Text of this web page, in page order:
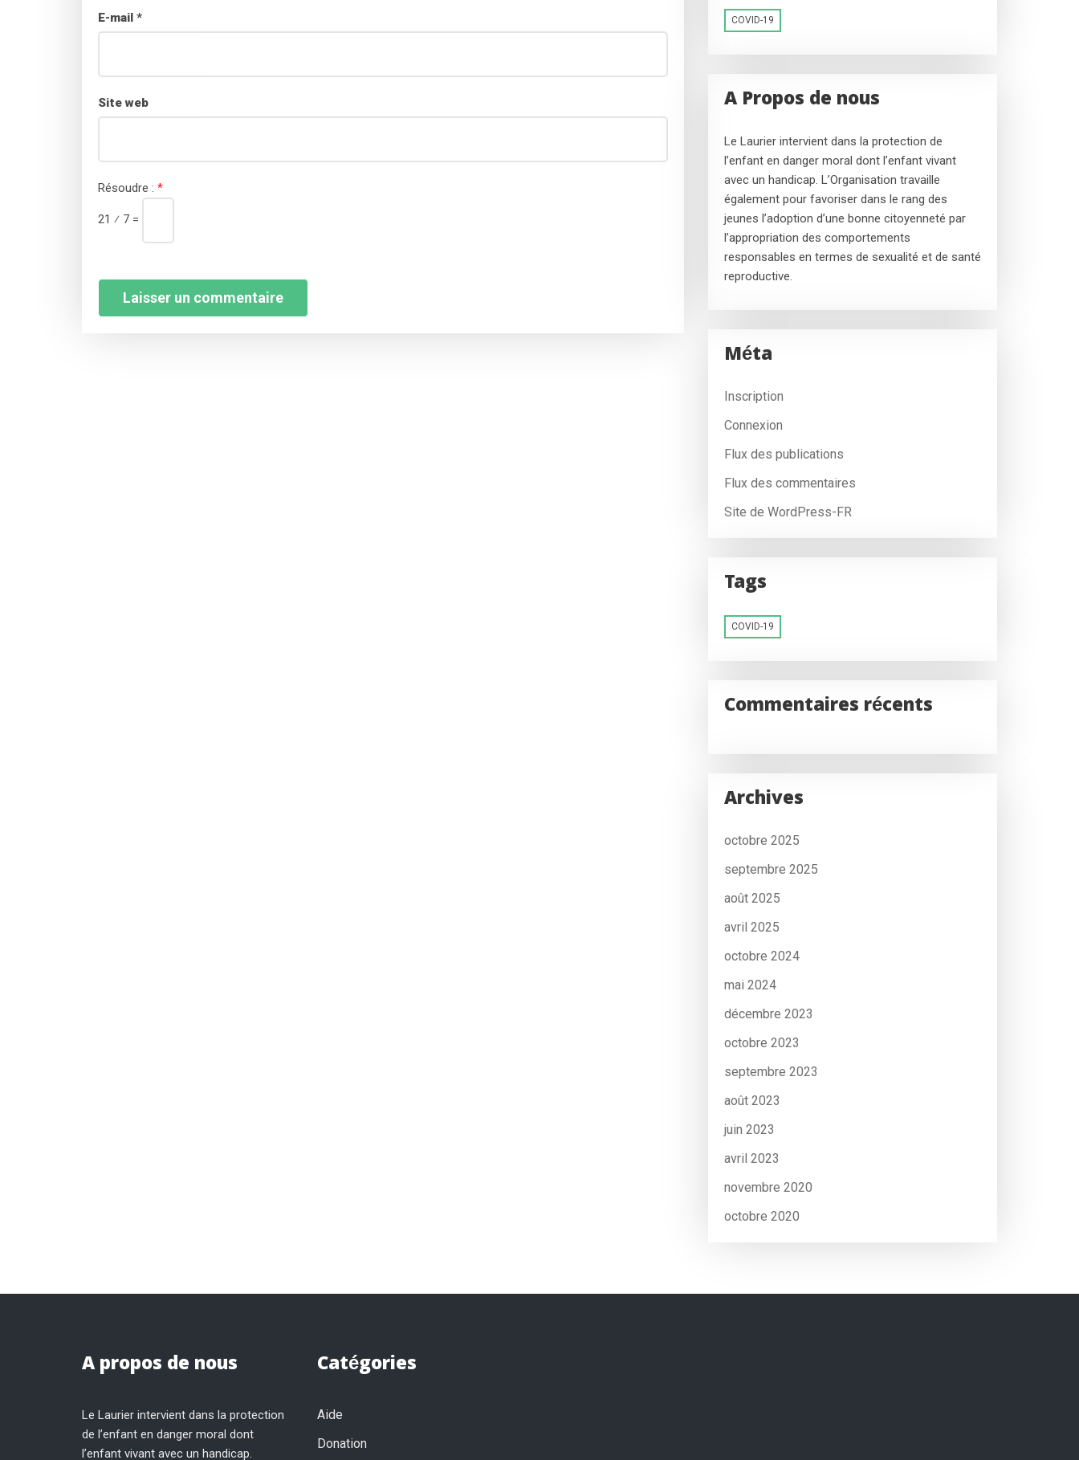
E-mail *
Site web
Résoudre : *
21 ⁄ 7 =
COVID-19
A Propos de nous
Le Laurier intervient dans la protection de
l’enfant en danger moral dont l’enfant vivant
avec un handicap. L’Organisation travaille
également pour favoriser dans le rang des
jeunes l’adoption d’une bonne citoyenneté par
l’appropriation des comportements
responsables en termes de sexualité et de santé
reproductive.
Méta
Inscription
Connexion
Flux des publications
Flux des commentaires
Site de WordPress-FR
Tags
COVID-19
Commentaires récents
Archives
octobre 2025
septembre 2025
août 2025
avril 2025
octobre 2024
mai 2024
décembre 2023
octobre 2023
septembre 2023
août 2023
juin 2023
avril 2023
novembre 2020
octobre 2020
A propos de nous
Le Laurier intervient dans la protection
de l’enfant en danger moral dont
l’enfant vivant avec un handicap.
Catégories
Aide
Donation